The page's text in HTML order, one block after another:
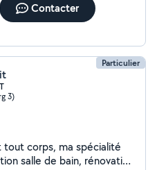
Contacter
Particulier
3)
tout corps, ma spécialité
salle de bain, rénovation